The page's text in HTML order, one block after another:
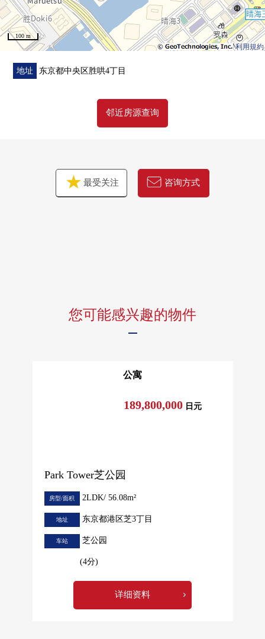
・各层垃圾堆放处
・宠物足洗場
・防止犯罪设备
＊附带彩色监视器的内部对讲机
＊防盗门
・共用设施(※部分收费)
Park Tower胜鬨mid共用设施的互相利用可
利用規約
100 m
地址 东京都中央区胜哄4丁目
邻近房源查询
最受关注 咨询方式
您可能感兴趣的物件
公寓
Park Tower芝公园
189,800,000 日元
房型/面积 2LDK/ 56.08m²
地址 东京都港区芝3丁目
车站 芝公园
(4分)
详细资料